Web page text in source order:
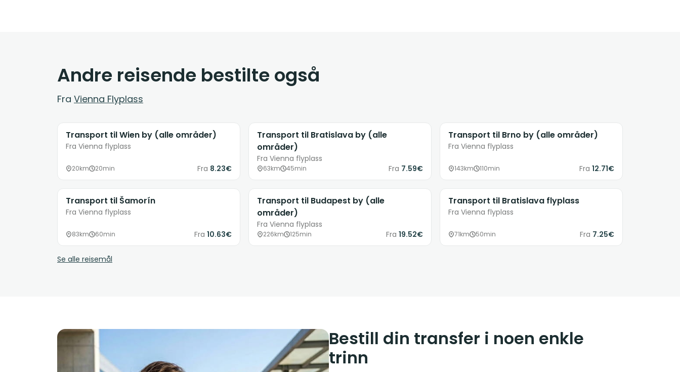
Andre reisende bestilte også
Fra Vienna Flyplass
Transport til Wien by (alle områder)
Fra Vienna flyplass
20km 20min Fra 8.23€
Transport til Bratislava by (alle
områder)
Fra Vienna flyplass
63km 45min Fra 7.59€
Transport til Brno by (alle områder)
Fra Vienna flyplass
143km 110min Fra 12.71€
Transport til Šamorín
Fra Vienna flyplass
83km 60min Fra 10.63€
Transport til Budapest by (alle
områder)
Fra Vienna flyplass
226km 125min Fra 19.52€
Transport til Bratislava flyplass
Fra Vienna flyplass
71km 50min Fra 7.25€
Se alle reisemål
Bestill din transfer i noen enkle
trinn